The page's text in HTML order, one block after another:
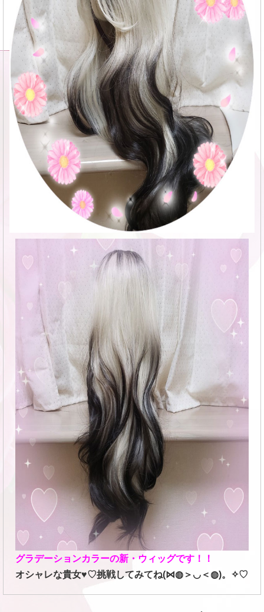
グラデーションカラーの新・ウィッグです！！
オシャレな貴女♥♡挑戦してみてね(⋈◍＞◡＜◍)。✧♡